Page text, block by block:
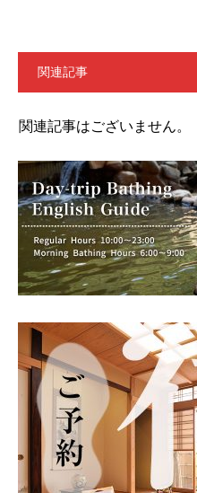
関連記事
関連記事はございません。